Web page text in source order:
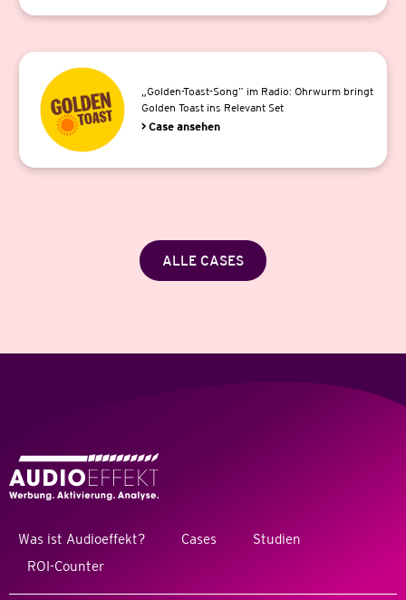
„Golden-Toast-Song” im Radio: Ohrwurm bringt
Golden Toast ins Relevant Set
> Case ansehen
ALLE CASES
Was ist Audioeffekt? Cases
Studien
ROI-Counter